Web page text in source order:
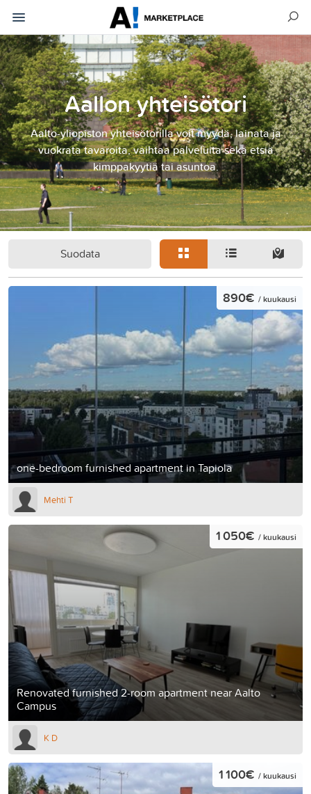
Aallon yhteisötori
Aalto-yliopiston yhteisötorilla voit myydä, lainata ja
vuokrata tavaroita, vaihtaa palveluita sekä etsiä
kimppakyytiä tai asuntoa.
Suodata
one-bedroom furnished apartment in Tapiola
890€ / kuukausi
Mehti T
Renovated furnished 2-room apartment near Aalto
Campus
1 050€ / kuukausi
K D
1 100€ / kuukausi